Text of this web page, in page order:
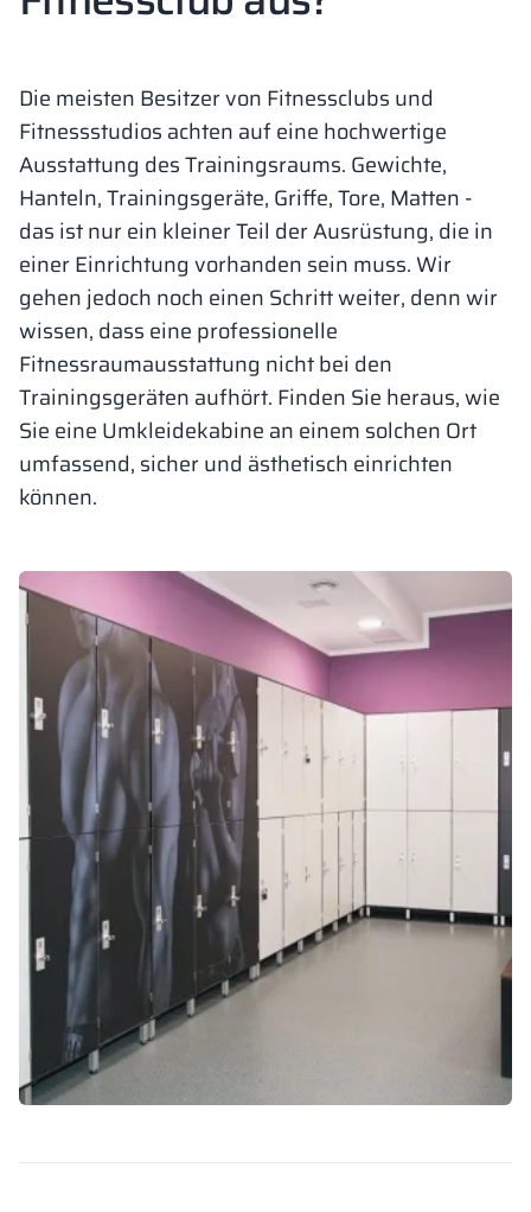
Bänke und
Schlösser für
Lamellen
Vitral
Materialien
Die meisten Besitzer von Fitnessclubs und
Fitnessstudios achten auf eine hochwertige
Ausstattung des Trainingsraums. Gewichte,
Hanteln, Trainingsgeräte, Griffe, Tore, Matten -
das ist nur ein kleiner Teil der Ausrüstung, die in
einer Einrichtung vorhanden sein muss. Wir
gehen jedoch noch einen Schritt weiter, denn wir
wissen, dass eine professionelle
Fitnessraumausstattung nicht bei den
Trainingsgeräten aufhört. Finden Sie heraus, wie
Sie eine Umkleidekabine an einem solchen Ort
umfassend, sicher und ästhetisch einrichten
können.